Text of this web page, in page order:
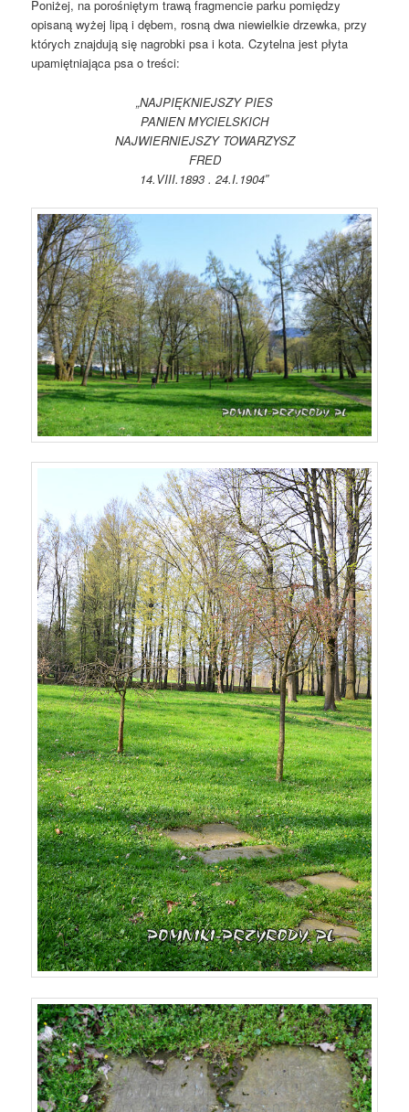
Poniżej, na porośniętym trawą fragmencie parku pomiędzy
opisaną wyżej lipą i dębem, rosną dwa niewielkie drzewka, przy
których znajdują się nagrobki psa i kota. Czytelna jest płyta
upamiętniająca psa o treści:
„NAJPIĘKNIEJSZY PIES
PANIEN MYCIELSKICH
NAJWIERNIEJSZY TOWARZYSZ
FRED
14.VIII.1893 . 24.I.1904″